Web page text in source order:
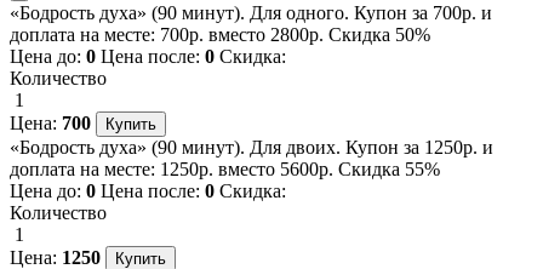
«Бодрость духа» (90 минут). Для одного. Купон за 700р. и
доплата на месте: 700р. вместо 2800р. Скидка 50%
Цена до: 0 Цена после: 0 Скидка:
Количество
1
Цена: 700
«Бодрость духа» (90 минут). Для двоих. Купон за 1250р. и
доплата на месте: 1250р. вместо 5600р. Скидка 55%
Цена до: 0 Цена после: 0 Скидка:
Количество
1
Цена: 1250